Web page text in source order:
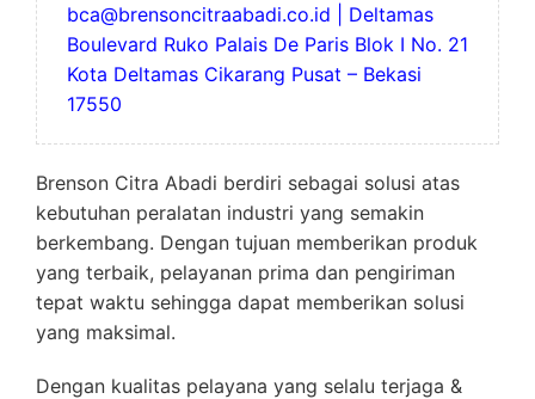
bca@brensoncitraabadi.co.id | Deltamas
Boulevard Ruko Palais De Paris Blok I No. 21
Kota Deltamas Cikarang Pusat – Bekasi
17550
Brenson Citra Abadi berdiri sebagai solusi atas
kebutuhan peralatan industri yang semakin
berkembang. Dengan tujuan memberikan produk
yang terbaik, pelayanan prima dan pengiriman
tepat waktu sehingga dapat memberikan solusi
yang maksimal.
Dengan kualitas pelayana yang selalu terjaga &